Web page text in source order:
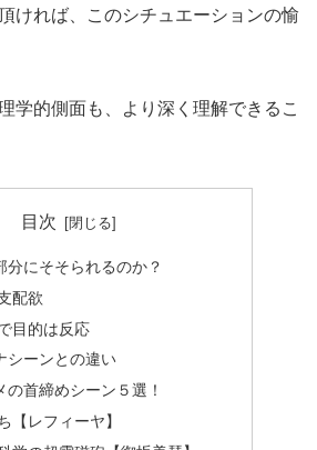
ければ、このシチュエーションの愉
学的側面も、より深く理解できるこ
目次
分にそそられるのか？
配欲
目的は反応
シーンとの違い
の首締めシーン５選！
【レフィーヤ】